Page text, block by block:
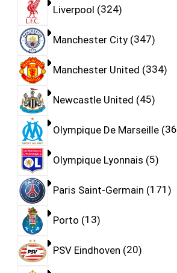
Liverpool 324
Manchester City 347
Manchester United 334
Newcastle United 45
Olympique De Marseille 36
Olympique Lyonnais 5
Paris Saint-Germain 171
Porto 13
PSV Eindhoven 20